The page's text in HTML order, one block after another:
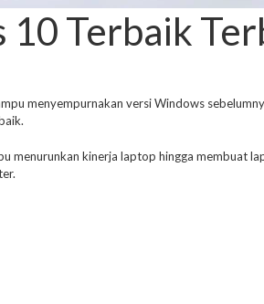
Terbaik
menyempurnakan versi Windows
menurunkan kinerja laptop hingga membuat